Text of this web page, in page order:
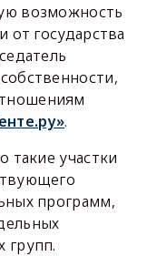
возможность
от государства
.
такие участки
программ,
групп.